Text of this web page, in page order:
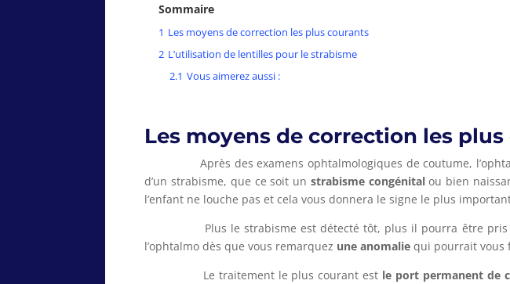
Sommaire
1 Les moyens de correction les plus courants
2 L’utilisation de lentilles pour le strabisme
2.1 Vous aimerez aussi :
Les moyens de correction les
Après des examens ophtalmologiques de coutume,
d’un strabisme, que ce soit un strabisme congénitalou bien
l’enfant ne louche pas et cela vous donnera le signe le plus
Plus le strabisme est détecté tôt, plus il pourra être pris en
l’ophtalmo dès que vous remarquez une anomalie qui pourrait vous
Le traitement le plus courant est le port permanent de